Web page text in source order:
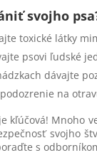
svojho
toxické látky
psovi ľudské
dávajte
na
kľúčová! Mnoho
svojho
s